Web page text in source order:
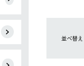
並べ替え